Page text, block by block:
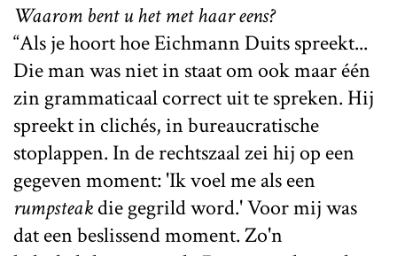
Waarom bent u het met haar eens?
“Als je hoort hoe Eichmann Duits spreekt...
Die man was niet in staat om ook maar één
zin grammaticaal correct uit te spreken. Hij
spreekt in clichés, in bureaucratische
stoplappen. In de rechtszaal zei hij op een
gegeven moment: 'Ik voel me als een
rumpsteakdie gegrild word.' Voor mij was
dat een beslissend moment. Zo'n